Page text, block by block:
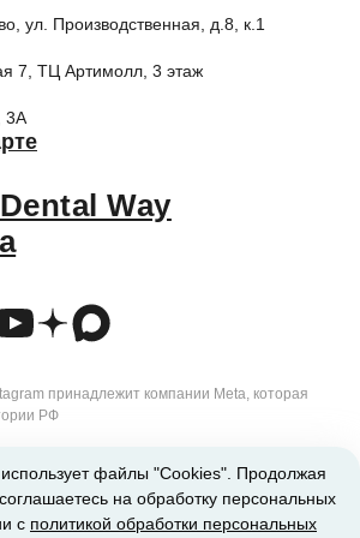
файлы "Cookies". Продолжая
на обработку персональных
с политикой обработки персональных
гигиена
пациентов
персональных данных
с помощью метрических программ
ул. Производственная, д.8, к.1
7, ТЦ Артимолл, 3 этаж
3А
Way
принадлежит компании Meta, которая
РФ
ТРЕБУЕТСЯ КОНСУЛЬТАЦИЯ